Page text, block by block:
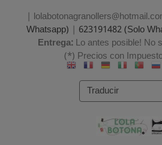
|
Whatsapp) | 623191482 (Solo
Entrega:Lo antes posible! No
(*) Precios con